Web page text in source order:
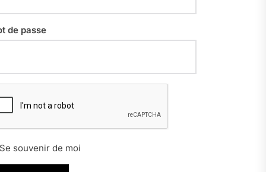
de passe
Se souvenir de moi